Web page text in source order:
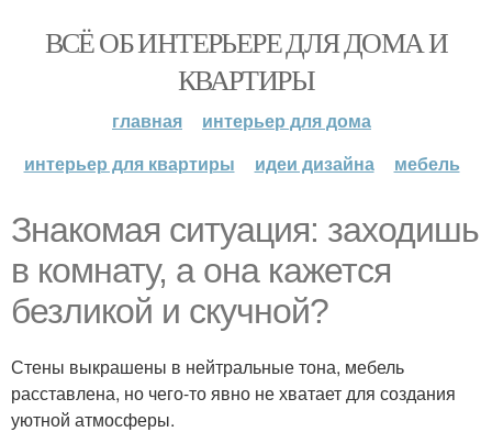
ВСЁ ОБ ИНТЕРЬЕРЕ ДЛЯ ДОМА И
КВАРТИРЫ
главная
интерьер для дома
интерьер для квартиры
идеи дизайна мебель
Знакомая ситуация: заходишь
в комнату, а она кажется
безликой и скучной?
Стены выкрашены в нейтральные тона, мебель
расставлена, но чего-то явно не хватает для создания
уютной атмосферы.